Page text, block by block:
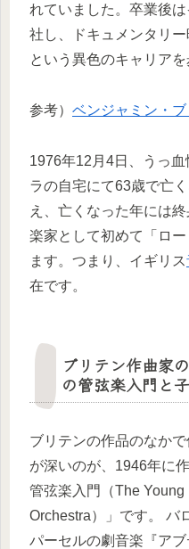
れていました。卒業後
社し、ドキュメンタリ
という異色のキャリアを
参考） ベンジャミン・
1976年12月4日、うっ
ラの自宅にて63歳で亡
え、亡くなった年には
楽家として初めて「ロ
ます。つまり、イギリス
在です。
ブリテン作曲家
の管弦楽入門と
ブリテンの作品のなか
が深いのが、1946年に
管弦楽入門（The Young
Orchestra）」です。 バ
パーセルの劇音楽『ア